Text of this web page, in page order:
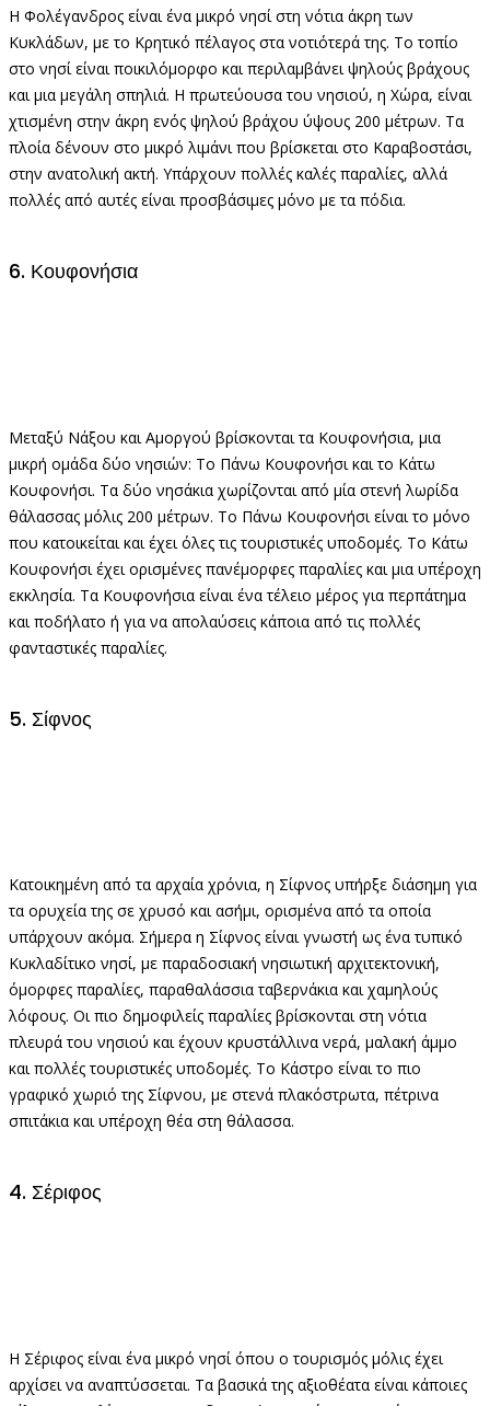
Η Φολέγανδρος είναι ένα μικρό νησί στη νότια άκρη των
Κυκλάδων, με το Κρητικό πέλαγος στα νοτιότερά της. Το τοπίο
στο νησί είναι ποικιλόμορφο και περιλαμβάνει ψηλούς βράχους
και μια μεγάλη σπηλιά. Η πρωτεύουσα του νησιού, η Χώρα, είναι
χτισμένη στην άκρη ενός ψηλού βράχου ύψους 200 μέτρων. Τα
πλοία δένουν στο μικρό λιμάνι που βρίσκεται στο Καραβοστάσι,
στην ανατολική ακτή. Υπάρχουν πολλές καλές παραλίες, αλλά
πολλές από αυτές είναι προσβάσιμες μόνο με τα πόδια.
6. Κουφονήσια
Μεταξύ Νάξου και Αμοργού βρίσκονται τα Κουφονήσια, μια
μικρή ομάδα δύο νησιών: Το Πάνω Κουφονήσι και το Κάτω
Κουφονήσι. Τα δύο νησάκια χωρίζονται από μία στενή λωρίδα
θάλασσας μόλις 200 μέτρων. Το Πάνω Κουφονήσι είναι το μόνο
που κατοικείται και έχει όλες τις τουριστικές υποδομές. Το Κάτω
Κουφονήσι έχει ορισμένες πανέμορφες παραλίες και μια υπέροχη
εκκλησία. Τα Κουφονήσια είναι ένα τέλειο μέρος για περπάτημα
και ποδήλατο ή για να απολαύσεις κάποια από τις πολλές
φανταστικές παραλίες.
5. Σίφνος
Κατοικημένη από τα αρχαία χρόνια, η Σίφνος υπήρξε διάσημη για
τα ορυχεία της σε χρυσό και ασήμι, ορισμένα από τα οποία
υπάρχουν ακόμα. Σήμερα η Σίφνος είναι γνωστή ως ένα τυπικό
Κυκλαδίτικο νησί, με παραδοσιακή νησιωτική αρχιτεκτονική,
όμορφες παραλίες, παραθαλάσσια ταβερνάκια και χαμηλούς
λόφους. Οι πιο δημοφιλείς παραλίες βρίσκονται στη νότια
πλευρά του νησιού και έχουν κρυστάλλινα νερά, μαλακή άμμο
και πολλές τουριστικές υποδομές. Το Κάστρο είναι το πιο
γραφικό χωριό της Σίφνου, με στενά πλακόστρωτα, πέτρινα
σπιτάκια και υπέροχη θέα στη θάλασσα.
4. Σέριφος
Η Σέριφος είναι ένα μικρό νησί όπου ο τουρισμός μόλις έχει
αρχίσει να αναπτύσσεται. Τα βασικά της αξιοθέατα είναι κάποιες